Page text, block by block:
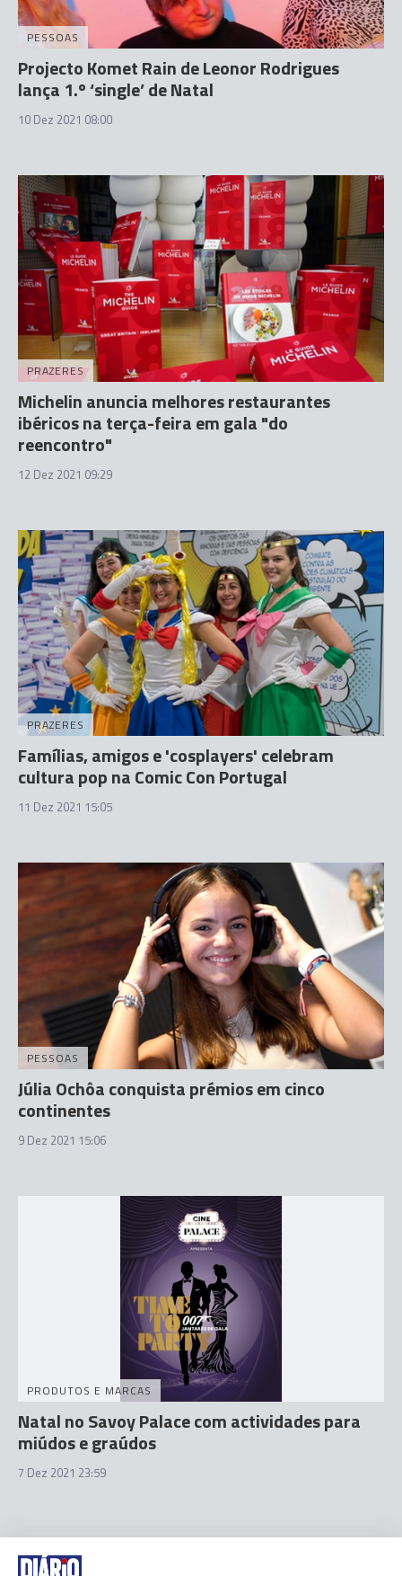
PESSOAS
Projecto Komet Rain de Leonor Rodrigues
lança 1.º ‘single’ de Natal
10 Dez 2021 08:00
PRAZERES
Michelin anuncia melhores restaurantes
ibéricos na terça-feira em gala "do
reencontro"
12 Dez 2021 09:29
PRAZERES
Famílias, amigos e 'cosplayers' celebram
cultura pop na Comic Con Portugal
11 Dez 2021 15:05
PESSOAS
Júlia Ochôa conquista prémios em cinco
continentes
9 Dez 2021 15:06
PRODUTOS E MARCAS
Natal no Savoy Palace com actividades para
miúdos e graúdos
7 Dez 2021 23:59